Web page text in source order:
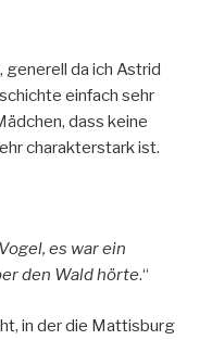
generell da ich Astrid
einfach sehr
dass keine
charakterstark ist.
es war ein
den Wald hörte.“
in der die Mattisburg